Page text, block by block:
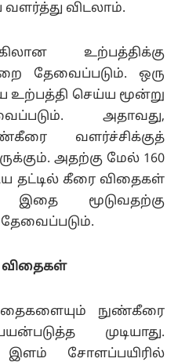
விடலாம்.
உற்பத்திக்கு
தேவைப்படும். ஒரு
உற்பத்தி செய்ய மூன்று
அதாவது,
வளர்ச்சிக்குத்
அதற்கு மேல் 160
தட்டில் கீரை விதைகள்
இதை மூடுவதற்கு
தேவைப்படும்.
விதைகள்
நுண்கீரை
முடியாது.
இளம் சோளப்பயிரில்